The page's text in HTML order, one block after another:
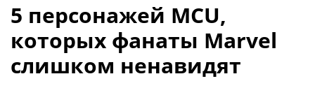
5 персонажей MCU,
которых фанаты Marvel
слишком ненавидят